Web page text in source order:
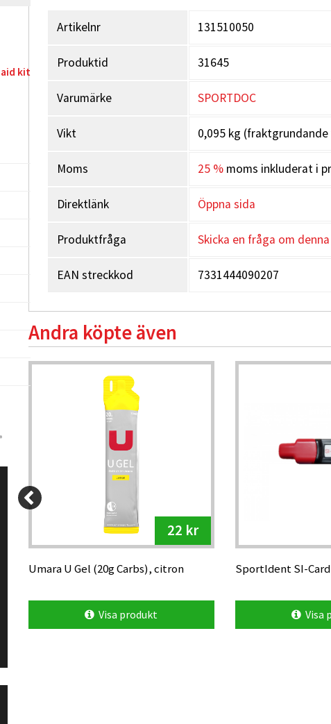
kit
Artikelnr 131510050
Produktid 31645
Varumärke SPORTDOC
Vikt 0,095 kg
Moms 25 %moms inkluderat i
Direktlänk Öppna sida
Produktfråga Skicka en fråga om
EAN streckkod 7331444090207
Andra köpte även
22 kr
Umara U Gel (20g Carbs), citron
Visa produkt
SportIdent SI-
Visa